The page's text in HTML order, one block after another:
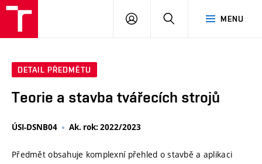
MENU
PŘIHLÁSIT
DETAIL PŘEDMĚTU
Teorie a stavba tvářecích strojů
ÚSI-DSNB04 Ak. rok: 2022/2023
Předmět obsahuje komplexní přehled o stavbě a aplikaci